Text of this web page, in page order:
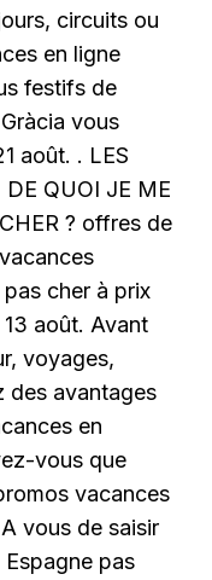
circuits ou
en ligne
festifs de
vous
août. . LES
DE QUOI JE ME
? offres de
cher à prix
août. Avant
voyages,
des avantages
en
vous que
vacances
vous de saisir
pas